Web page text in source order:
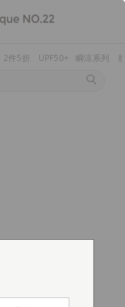
2件5折 UPF50+ 瞬涼系列